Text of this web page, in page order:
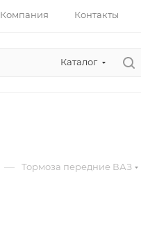
Компания Контакты
Каталог
— Тормоза передние ВАЗ